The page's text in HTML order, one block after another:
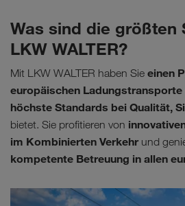
Was sind die größten
LKW WALTER?
Mit LKW WALTER haben Sie einen
europäischen Ladungstransporte
höchste Standards bei Qualität,
bietet. Sie profitieren von
im Kombinierten Verkehr und
kompetente Betreuung in allen